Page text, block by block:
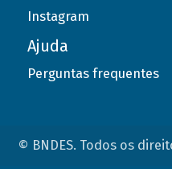
Instagram
Ajuda
Perguntas frequentes
© BNDES. Todos os